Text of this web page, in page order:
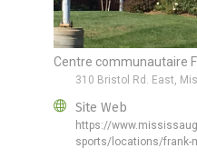
Centre communautaire
310 Bristol Rd. East,
Site Web
https://
sports/locations/frank-